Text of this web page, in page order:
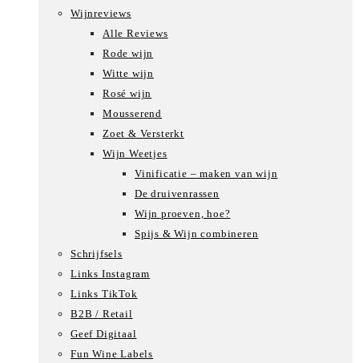
Wijnreviews
Alle Reviews
Rode wijn
Witte wijn
Rosé wijn
Mousserend
Zoet & Versterkt
Wijn Weetjes
Vinificatie – maken van wijn
De druivenrassen
Wijn proeven, hoe?
Spijs & Wijn combineren
Schrijfsels
Links Instagram
Links TikTok
B2B / Retail
Geef Digitaal
Fun Wine Labels